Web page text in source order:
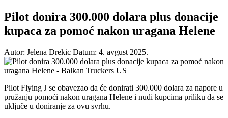
Pilot donira 300.000 dolara plus donacije
kupaca za pomoć nakon uragana Helene
Autor: Jelena Drekic Datum: 4. avgust 2025.
Pilot Flying J se obavezao da će donirati 300.000 dolara za napore u
pružanju pomoći nakon uragana Helene i nudi kupcima priliku da se
uključe u doniranje za ovu svrhu.